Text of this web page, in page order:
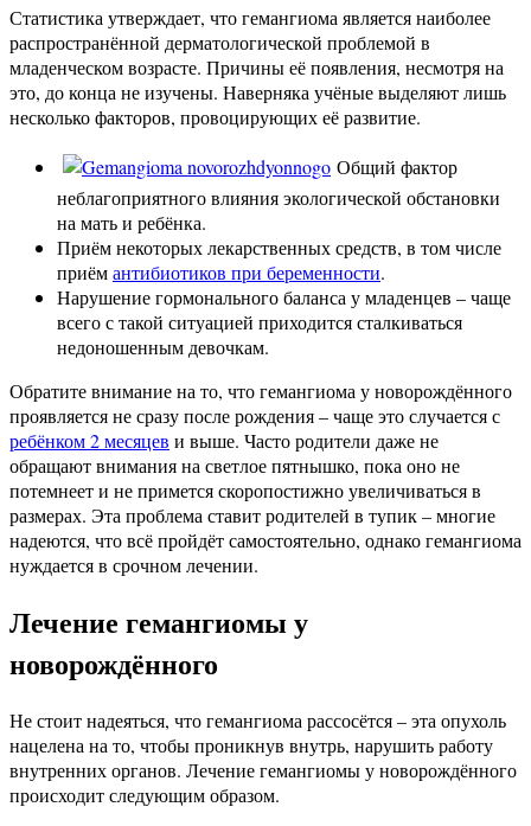
Статистика утверждает, что гемангиома является наиболее
распространённой дерматологической проблемой в
младенческом возрасте. Причины её появления, несмотря на
это, до конца не изучены. Наверняка учёные выделяют лишь
несколько факторов, провоцирующих её развитие.
Общий фактор
неблагоприятного влияния экологической обстановки
на мать и ребёнка.
Приём некоторых лекарственных средств, в том числе
приёмантибиотиков при беременности.
Нарушение гормонального баланса у младенцев – чаще
всего с такой ситуацией приходится сталкиваться
недоношенным девочкам.
Обратите внимание на то, что гемангиома у новорождённого
проявляется не сразу после рождения – чаще это случается с
ребёнком 2 месяцев и выше. Часто родители даже не
обращают внимания на светлое пятнышко, пока оно не
потемнеет и не примется скоропостижно увеличиваться в
размерах. Эта проблема ставит родителей в тупик – многие
надеются, что всё пройдёт самостоятельно, однако гемангиома
нуждается в срочном лечении.
Лечение гемангиомы у
новорождённого
Не стоит надеяться, что гемангиома рассосётся – эта опухоль
нацелена на то, чтобы проникнув внутрь, нарушить работу
внутренних органов. Лечение гемангиомы у новорождённого
происходит следующим образом.